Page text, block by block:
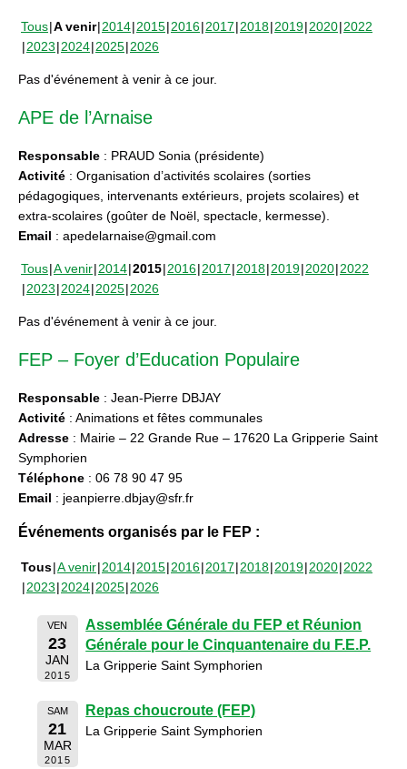
Tous A venir 2014 2015 2016 2017 2018 2019 2020 2022
2023 2024 2025 2026
Pas d'événement à venir à ce jour.
APE de l’Arnaise
Responsable : PRAUD Sonia (présidente)
Activité : Organisation d’activités scolaires (sorties
pédagogiques, intervenants extérieurs, projets scolaires) et
extra-scolaires (goûter de Noël, spectacle, kermesse).
Email : apedelarnaise@gmail.com
Tous A venir 2014 2015 2016 2017 2018 2019 2020 2022
2023 2024 2025 2026
Pas d'événement à venir à ce jour.
FEP – Foyer d’Education Populaire
Responsable : Jean-Pierre DBJAY
Activité : Animations et fêtes communales
Adresse : Mairie – 22 Grande Rue – 17620 La Gripperie Saint
Symphorien
Téléphone : 06 78 90 47 95
Email : jeanpierre.dbjay@sfr.fr
Événements organisés par le FEP :
Tous A venir 2014 2015 2016 2017 2018 2019 2020 2022
2023 2024 2025 2026
VEN
23
JAN
2015
Assemblée Générale du FEP et Réunion
Générale pour le Cinquantenaire du F.E.P.
La Gripperie Saint Symphorien
SAM
21
MAR
2015
Repas choucroute (FEP)
La Gripperie Saint Symphorien